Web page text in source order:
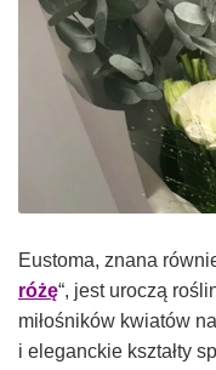
Eustoma, znana
różę“, jest uroczą
miłośników kwiatów
i eleganckie kształty